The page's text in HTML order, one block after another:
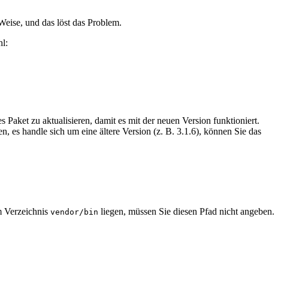
und das löst das Problem.
Paket zu aktualisieren, damit es mit der neuen Version funktioniert.
es handle sich um eine ältere Version (z. B. 3.1.6), können Sie das
Verzeichnis vendor/bin liegen, müssen Sie diesen Pfad nicht angeben.